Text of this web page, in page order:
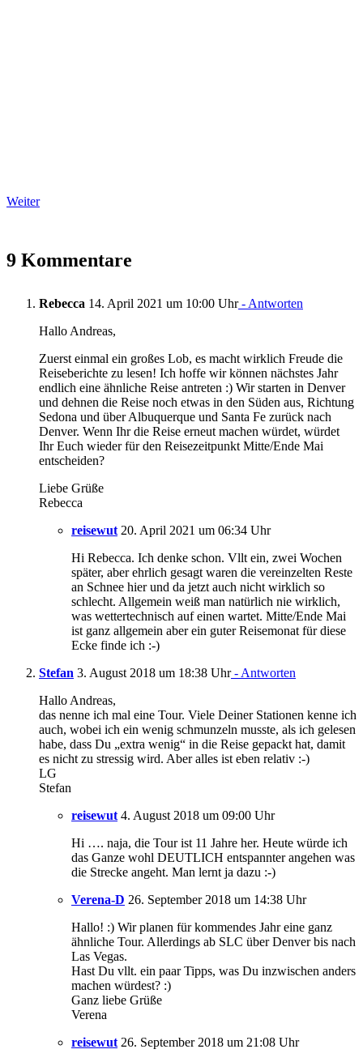
Weiter
9 Kommentare
Rebecca 14. April 2021 um 10:00 Uhr- Antworten
Hallo Andreas,
Zuerst einmal ein großes Lob, es macht wirklich Freude die
Reiseberichte zu lesen! Ich hoffe wir können nächstes Jahr
endlich eine ähnliche Reise antreten :) Wir starten in Denver
und dehnen die Reise noch etwas in den Süden aus, Richtung
Sedona und über Albuquerque und Santa Fe zurück nach
Denver. Wenn Ihr die Reise erneut machen würdet, würdet
Ihr Euch wieder für den Reisezeitpunkt Mitte/Ende Mai
entscheiden?
Liebe Grüße
Rebecca
reisewut 20. April 2021 um 06:34 Uhr
Hi Rebecca. Ich denke schon. Vllt ein, zwei Wochen
später, aber ehrlich gesagt waren die vereinzelten Reste
an Schnee hier und da jetzt auch nicht wirklich so
schlecht. Allgemein weiß man natürlich nie wirklich,
was wettertechnisch auf einen wartet. Mitte/Ende Mai
ist ganz allgemein aber ein guter Reisemonat für diese
Ecke finde ich :-)
Stefan 3. August 2018 um 18:38 Uhr- Antworten
Hallo Andreas,
das nenne ich mal eine Tour. Viele Deiner Stationen kenne ich
auch, wobei ich ein wenig schmunzeln musste, als ich gelesen
habe, dass Du „extra wenig“ in die Reise gepackt hat, damit
es nicht zu stressig wird. Aber alles ist eben relativ :-)
LG
Stefan
reisewut 4. August 2018 um 09:00 Uhr
Hi …. naja, die Tour ist 11 Jahre her. Heute würde ich
das Ganze wohl DEUTLICH entspannter angehen was
die Strecke angeht. Man lernt ja dazu :-)
Verena-D 26. September 2018 um 14:38 Uhr
Hallo! :) Wir planen für kommendes Jahr eine ganz
ähnliche Tour. Allerdings ab SLC über Denver bis nach
Las Vegas.
Hast Du vllt. ein paar Tipps, was Du inzwischen anders
machen würdest? :)
Ganz liebe Grüße
Verena
reisewut 26. September 2018 um 21:08 Uhr